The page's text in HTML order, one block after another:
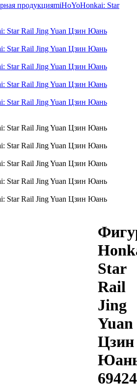
продукцияmiHoYoHonkai: Star
Star
Rail
Jing
Yuan
Цзин